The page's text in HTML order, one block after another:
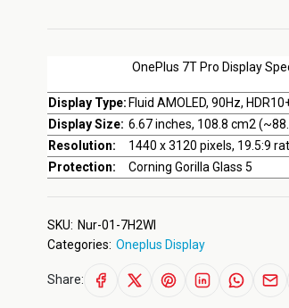
OnePlus 7T Pro Display
Display Type: Fluid AMOLED, 90Hz,
Display Size: 6.67 inches, 108.8 cm2
Resolution:
1440 x 3120 pixels, 19.5:9
Protection:
Corning Gorilla Glass 5
SKU: Nur-01-7H2WI
Categories: Oneplus Display
Share: